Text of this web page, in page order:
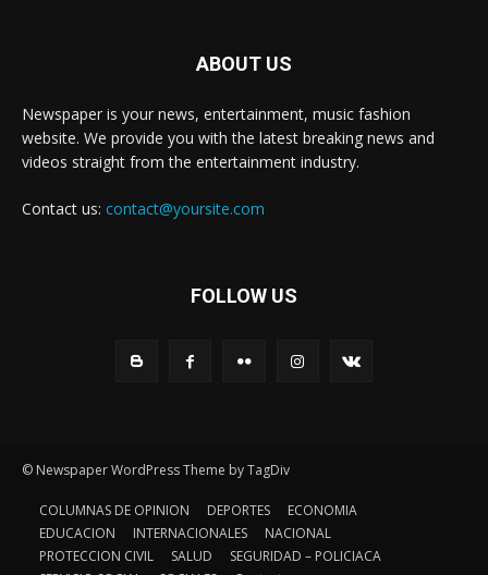
ABOUT US
Newspaper is your news, entertainment, music fashion
website. We provide you with the latest breaking news and
videos straight from the entertainment industry.
Contact us: contact@yoursite.com
FOLLOW US
© Newspaper WordPress Theme by TagDiv
COLUMNAS DE OPINION DEPORTES
ECONOMIA
EDUCACION
INTERNACIONALES
NACIONAL
PROTECCION CIVIL
SALUD
SEGURIDAD – POLICIACA